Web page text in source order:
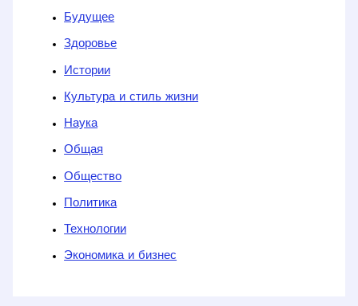
Будущее
Здоровье
Истории
Культура и стиль жизни
Наука
Общая
Общество
Политика
Технологии
Экономика и бизнес